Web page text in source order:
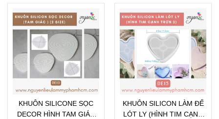
KHUÔN SILICONE SỌC
DECOR HÌNH TAM GIÁC
KHUÔN SILICON LÀM ĐẾ
LÓT LY (HÌNH TIM CẠNH